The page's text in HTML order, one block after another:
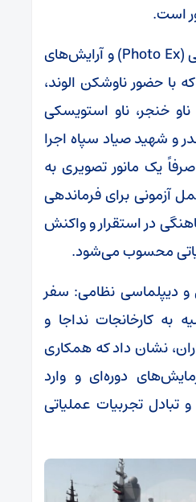
است.
۲. عکس‌برداری هوایی (Photo Ex) و آرایش‌های
با حضور ناوشکن الوند،
ناو خنجر، ناو استویسکی
و شهید صیاد سپاه اجرا
یک مانور تصویری به
آزمونی برای فرماندهی
در استقرار و واکنش
محسوب می‌شود.
و دیپلماسی نظامی: سفر
به کارخانجات نداجا و
نشان داد که همکاری
دوره‌ای و وارد
تبادل تجربیات عملیاتی